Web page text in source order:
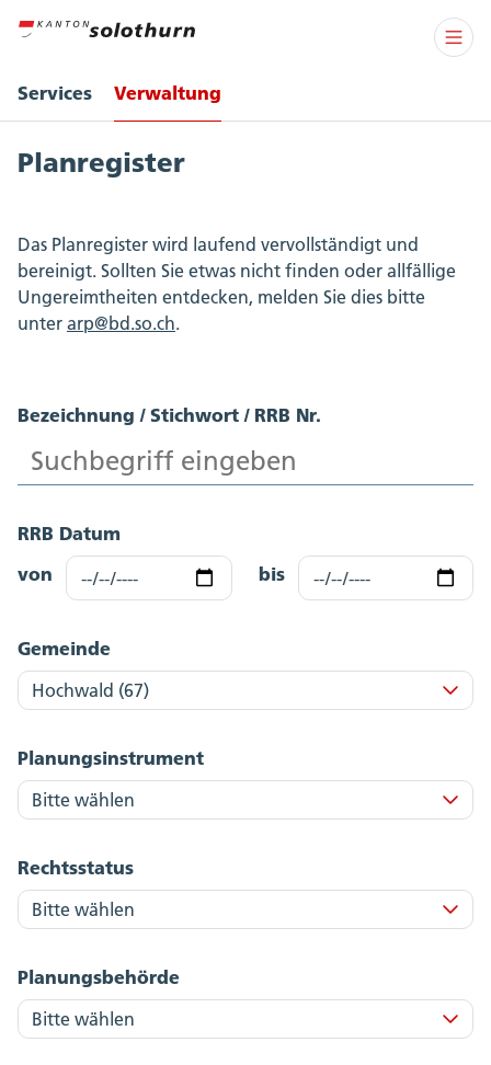
Services Verwaltung
Planregister
Das Planregister wird laufend vervollständigt und
bereinigt. Sollten Sie etwas nicht finden oder allfällige
Ungereimtheiten entdecken, melden Sie dies bitte
unter arp@bd.so.ch.
Bezeichnung / Stichwort / RRB Nr.
RRB Datum
von
bis
Gemeinde
Planungsinstrument
Rechtsstatus
Planungsbehörde